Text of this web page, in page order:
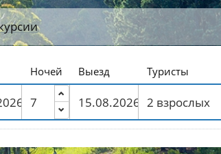
Ночей Выезд Туристы